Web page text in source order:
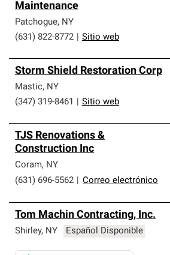
Maintenance
Patchogue, NY
(631) 822-8772
Sitio web
Storm Shield Restoration Corp
Mastic, NY
(347) 319-8461
Sitio web
TJS Renovations &
Construction Inc
Coram, NY
(631) 696-5562
Correo electrónico
Tom Machin Contracting, Inc.
Shirley, NY Español Disponible